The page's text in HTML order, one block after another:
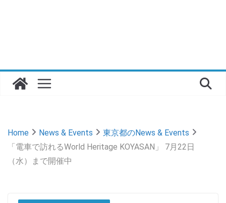
Home News & Events
東京都のNews & Events
「電車で訪れるWorld Heritage KOYASAN」 7月22日
（水）まで開催中